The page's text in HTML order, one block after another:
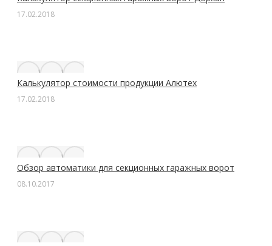
17.02.2018
Калькулятор стоимости продукции Алютех
17.02.2018
Обзор автоматики для секционных гаражных ворот
08.10.2017